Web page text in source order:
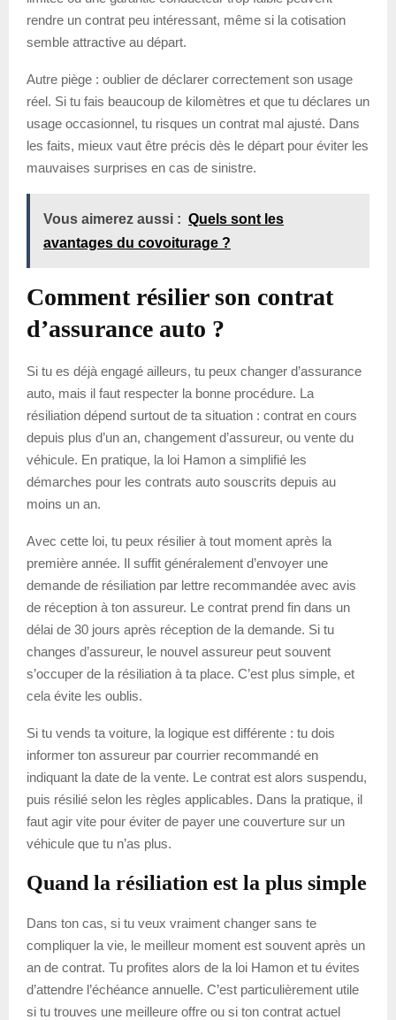
rendre un contrat peu intéressant, même si la cotisation
semble attractive au départ.
Autre piège : oublier de déclarer correctement son usage
réel. Si tu fais beaucoup de kilomètres et que tu déclares un
usage occasionnel, tu risques un contrat mal ajusté. Dans
les faits, mieux vaut être précis dès le départ pour éviter les
mauvaises surprises en cas de sinistre.
Vous aimerez aussi : Quels sont les
avantages du covoiturage ?
Comment résilier son contrat
d’assurance auto ?
Si tu es déjà engagé ailleurs, tu peux changer d’assurance
auto, mais il faut respecter la bonne procédure. La
résiliation dépend surtout de ta situation : contrat en cours
depuis plus d’un an, changement d’assureur, ou vente du
véhicule. En pratique, la loi Hamon a simplifié les
démarches pour les contrats auto souscrits depuis au
moins un an.
Avec cette loi, tu peux résilier à tout moment après la
première année. Il suffit généralement d’envoyer une
demande de résiliation par lettre recommandée avec avis
de réception à ton assureur. Le contrat prend fin dans un
délai de 30 jours après réception de la demande. Si tu
changes d’assureur, le nouvel assureur peut souvent
s’occuper de la résiliation à ta place. C’est plus simple, et
cela évite les oublis.
Si tu vends ta voiture, la logique est différente : tu dois
informer ton assureur par courrier recommandé en
indiquant la date de la vente. Le contrat est alors suspendu,
puis résilié selon les règles applicables. Dans la pratique, il
faut agir vite pour éviter de payer une couverture sur un
véhicule que tu n’as plus.
Quand la résiliation est la plus simple
Dans ton cas, si tu veux vraiment changer sans te
compliquer la vie, le meilleur moment est souvent après un
an de contrat. Tu profites alors de la loi Hamon et tu évites
d’attendre l’échéance annuelle. C’est particulièrement utile
si tu trouves une meilleure offre ou si ton contrat actuel